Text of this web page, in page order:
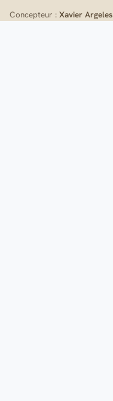
Concepteur : Xavier Argeles